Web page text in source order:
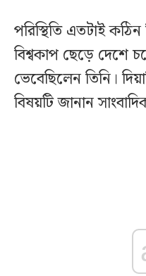
পরিস্থিতি এতটাই
বিশ্বকাপ ছেড়ে দেশে
ভেবেছিলেন তিনি।
বিষয়টি জানান